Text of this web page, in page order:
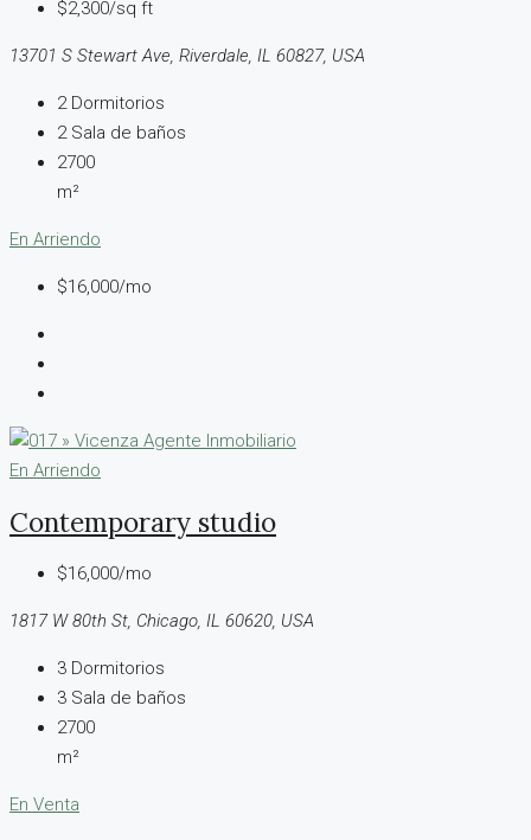
$2,300/sq ft
13701 S Stewart Ave, Riverdale, IL 60827, USA
2 Dormitorios
2 Sala de baños
2700
m²
En Arriendo
$16,000/mo
En Arriendo
Contemporary studio
$16,000/mo
1817 W 80th St, Chicago, IL 60620, USA
3 Dormitorios
3 Sala de baños
2700
m²
En Venta